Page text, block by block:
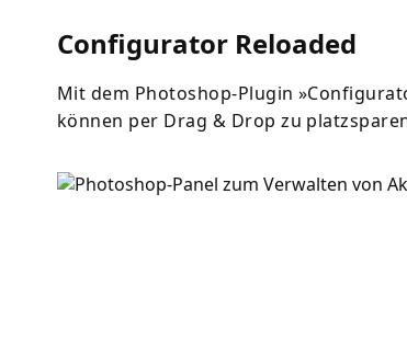
Configurator Reloaded
Mit dem Photoshop-Plugin
können per Drag & Drop zu